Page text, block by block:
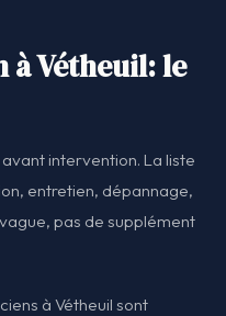
à Vétheuil: le
intervention. La liste
entretien, dépannage,
pas de supplément
à Vétheuil sont